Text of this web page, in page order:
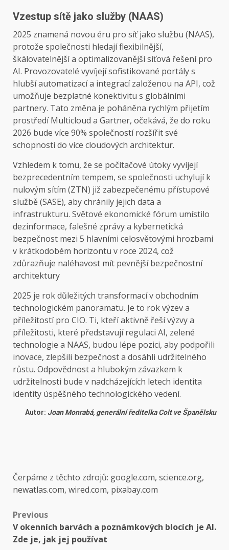
Vzestup sítě jako služby (NAAS)
2025 znamená novou éru pro síť jako službu (NAAS),
protože společnosti hledají flexibilnější,
škálovatelnější a optimalizovanější síťová řešení pro
AI. Provozovatelé vyvíjejí sofistikované portály s
hlubší automatizací a integrací založenou na API, což
umožňuje bezplatné konektivitu s globálními
partnery. Tato změna je poháněna rychlým přijetím
prostředí Multicloud a Gartner, očekává, že do roku
2026 bude více 90% společností rozšířit své
schopnosti do více cloudových architektur.
Vzhledem k tomu, že se počítačové útoky vyvíjejí
bezprecedentním tempem, se společnosti uchylují k
nulovým sítím (ZTN) již zabezpečenému přístupové
službě (SASE), aby chránily jejich data a
infrastrukturu. Světové ekonomické fórum umístilo
dezinformace, falešné zprávy a kybernetická
bezpečnost mezi 5 hlavními celosvětovými hrozbami
v krátkodobém horizontu v roce 2024, což
zdůrazňuje naléhavost mít pevnější bezpečnostní
architektury
2025 je rok důležitých transformací v obchodním
technologickém panoramatu. Je to rok výzev a
příležitostí pro CIO. Ti, kteří aktivně řeší výzvy a
příležitosti, které představují regulaci AI, zelené
technologie a NAAS, budou lépe pozici, aby podpořili
inovace, zlepšili bezpečnost a dosáhli udržitelného
růstu. Odpovědnost a hlubokým závazkem k
udržitelnosti bude v nadcházejících letech identita
identity úspěšného technologického vedení.
Autor: Joan Monrabá, generální ředitelka Colt ve Španělsku
Čerpáme z těchto zdrojů: google.com, science.org,
newatlas.com, wired.com, pixabay.com
Post
navigation
Previous
V okenních barvách a poznámkových blocích je AI.
Zde je, jak jej používat